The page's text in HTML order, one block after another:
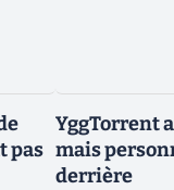
pas
YggTorrent
mais
derrière